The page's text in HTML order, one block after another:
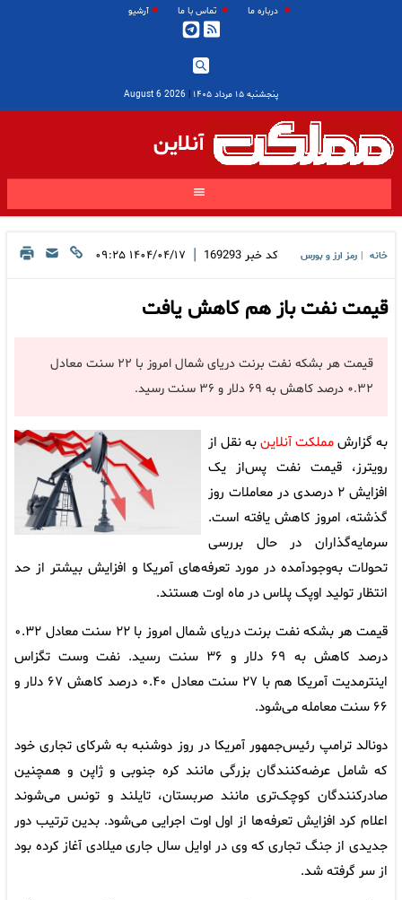
درباره ما تماس با ما آرشیو
پنجشنبه ۱۵ مرداد ۱۴۰۵ |
2026 August 6
آنلاین
خانه رمز ارز و بورس کد خبر 169293
| ۱۴۰۴/۰۴/۱۷ ۰۹:۲۵
قیمت نفت باز هم کاهش یافت
قیمت هر بشکه نفت برنت دریای شمال امروز با ۲۲ سنت معادل
۰.۳۲ درصد کاهش به ۶۹ دلار و ۳۶ سنت رسید.
به گزارشمملکت آنلاینبه نقل از
رویترز، قیمت نفت پس‌از یک
افزایش ۲ درصدی در معاملات روز
گذشته، امروز کاهش یافته است.
سرمایه‌گذاران در حال بررسی
تحولات به‌وجودآمده در مورد تعرفه‌های آمریکا و افزایش بیشتر از حد
انتظار تولید اوپک پلاس در ماه اوت هستند.
قیمت هر بشکه نفت برنت دریای شمال امروز با ۲۲ سنت معادل ۰.۳۲
درصد کاهش به ۶۹ دلار و ۳۶ سنت رسید. نفت وست تگزاس
اینترمدیت آمریکا هم با ۲۷ سنت معادل ۰.۴۰ درصد کاهش ۶۷ دلار و
۶۶ سنت معامله می‌شود.
دونالد ترامپ رئیس‌جمهور آمریکا در روز دوشنبه به شرکای تجاری خود
که شامل عرضه‌کنندگان بزرگی مانند کره جنوبی و ژاپن و همچنین
صادرکنندگان کوچک‌تری مانند صربستان، تایلند و تونس می‌شوند
اعلام کرد افزایش تعرفه‌ها از اول اوت اجرایی می‌شود. بدین ترتیب دور
جدیدی از جنگ تجاری که وی در اوایل سال جاری میلادی آغاز کرده بود
از سر گرفته شد.